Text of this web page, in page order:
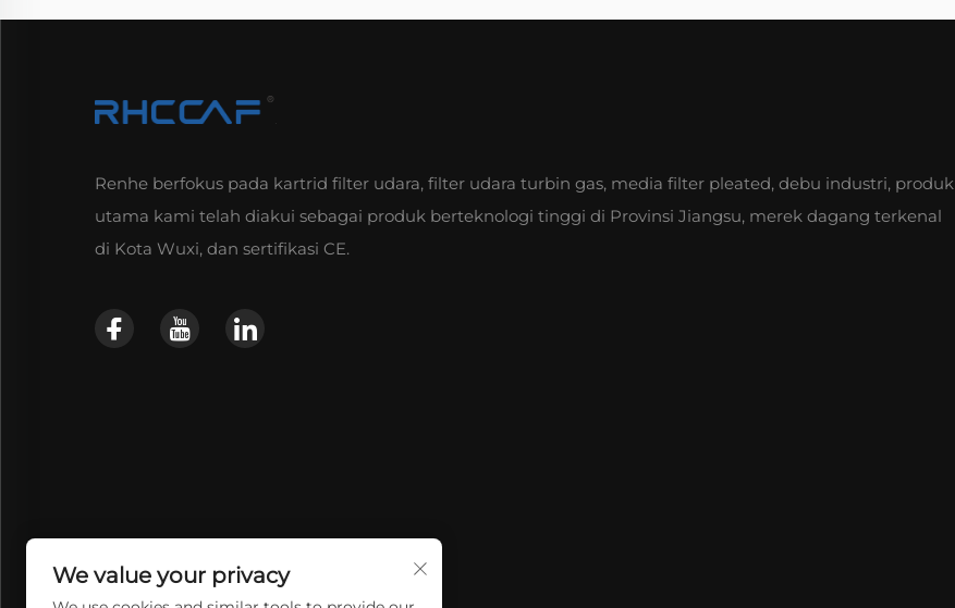
Renhe berfokus pada kartrid filter udara, filter udara turbin gas, media filter pleated, debu industri, produk
utama kami telah diakui sebagai produk berteknologi tinggi di Provinsi Jiangsu, merek dagang terkenal
di Kota Wuxi, dan sertifikasi CE.
We value your privacy